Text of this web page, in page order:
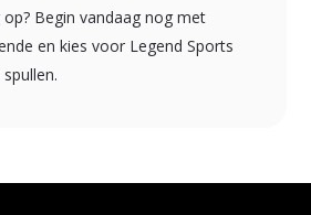
Begin vandaag nog met
en kies voor Legend Sports